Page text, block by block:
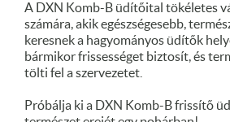
A DXN Komb-B üdítőital tökéletes
számára, akik egészségesebb,
keresnek a hagyományos üdítők
bármikor frissességet biztosít, és
tölti fel a szervezetet.
Próbálja ki a DXN Komb-B frissítő